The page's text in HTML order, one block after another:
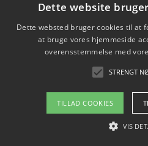
Sådan kan du handle
faktura
Om / kontakt
Blog
Dette website
Dette websted bruger cookies til at
at bruge vores hjemmeside
overensstemmelse med
STRENGT
TILLAD COOKIES
VIS